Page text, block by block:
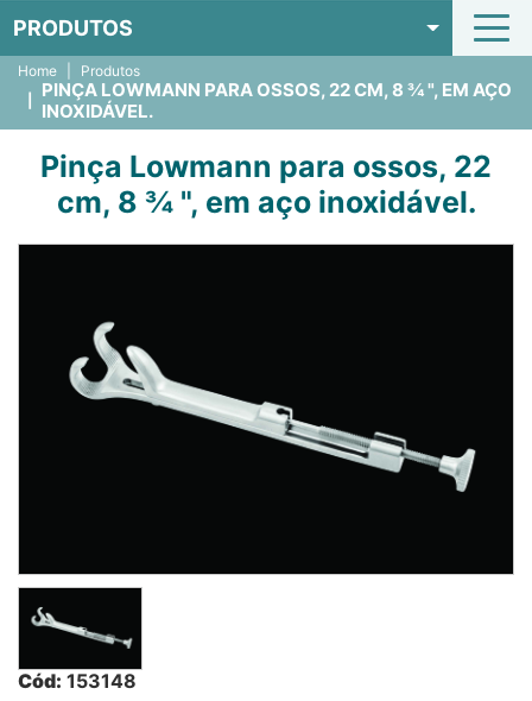
PRODUTOS
Home Produtos
PINÇA LOWMANN PARA OSSOS, 22 CM, 8 ¾ ", EM AÇO
INOXIDÁVEL.
Pinça Lowmann para ossos, 22
cm, 8 ¾ ", em aço inoxidável.
Cód: 153148